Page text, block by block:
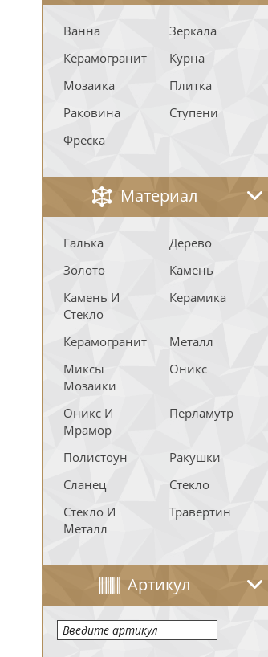
Ванна
Зеркала
Керамогранит
Курна
Мозаика
Плитка
Раковина
Ступени
Фреска
Материал
Галька
Дерево
Золото
Камень
Камень И
Стекло
Керамика
Керамогранит
Металл
Миксы
Мозаики
Оникс
Оникс И
Мрамор
Перламутр
Полистоун
Ракушки
Сланец
Стекло
Стекло И
Металл
Травертин
Артикул